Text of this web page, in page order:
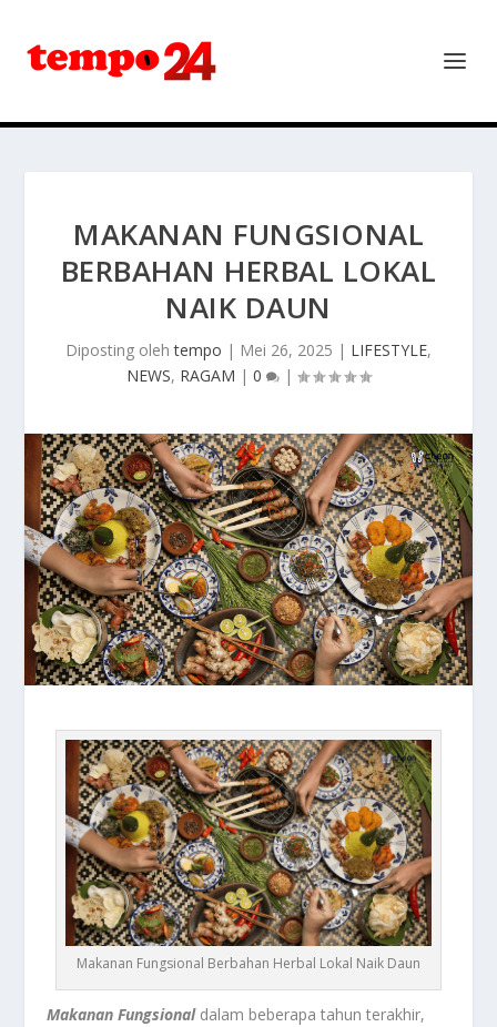
MAKANAN FUNGSIONAL
BERBAHAN HERBAL LOKAL
NAIK DAUN
Diposting olehtempo | Mei 26, 2025 | LIFESTYLE,
NEWS, RAGAM | 0 |
Makanan Fungsional Berbahan Herbal Lokal Naik Daun
Makanan Fungsionaldalam beberapa tahun terakhir,